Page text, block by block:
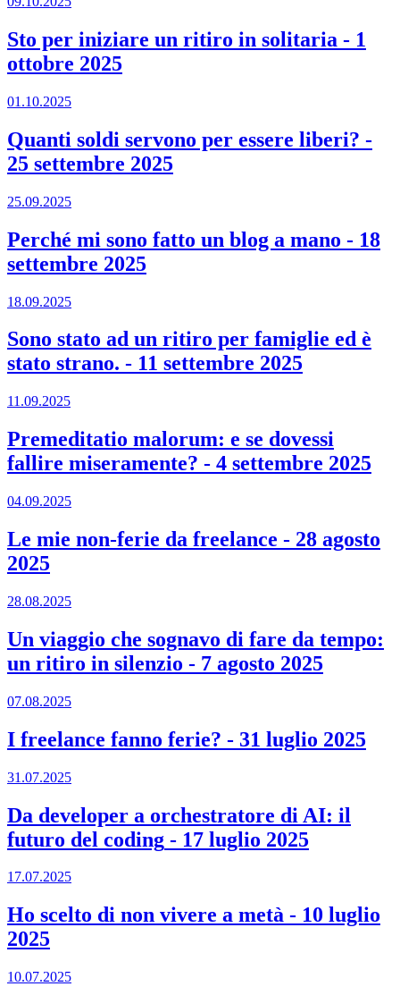
Sto per iniziare un ritiro in solitaria - 1
ottobre 2025
01.10.2025
Quanti soldi servono per essere liberi? -
25 settembre 2025
25.09.2025
Perché mi sono fatto un blog a mano - 18
settembre 2025
18.09.2025
Sono stato ad un ritiro per famiglie ed è
stato strano. - 11 settembre 2025
11.09.2025
Premeditatio malorum: e se dovessi
fallire miseramente? - 4 settembre 2025
04.09.2025
Le mie non-ferie da freelance - 28 agosto
2025
28.08.2025
Un viaggio che sognavo di fare da tempo:
un ritiro in silenzio - 7 agosto 2025
07.08.2025
I freelance fanno ferie? - 31 luglio 2025
31.07.2025
Da developer a orchestratore di AI: il
futuro del coding - 17 luglio 2025
17.07.2025
Ho scelto di non vivere a metà - 10 luglio
2025
10.07.2025